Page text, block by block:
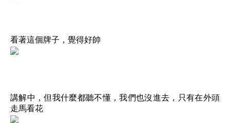
看著這個牌子，覺得好帥
講解中，但我什麼都聽不懂，我們也沒進去，只有在外頭
走馬看花